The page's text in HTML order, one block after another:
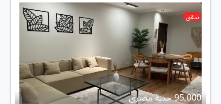
شقق
95,000 جنية مصرى